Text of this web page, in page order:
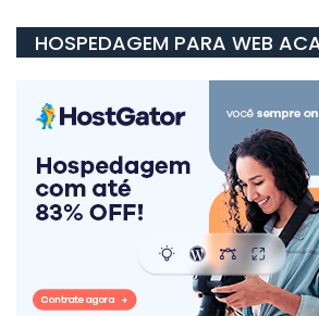
HOSPEDAGEM PARA WEB